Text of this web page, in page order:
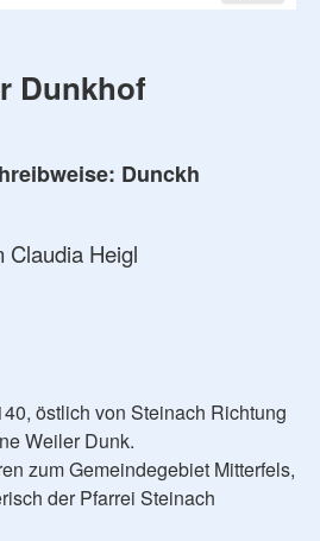
Dunkhof
Dunckh
Claudia Heigl
östlich von Steinach Richtung
Weiler Dunk.
zum Gemeindegebiet Mitterfels,
der Pfarrei Steinach